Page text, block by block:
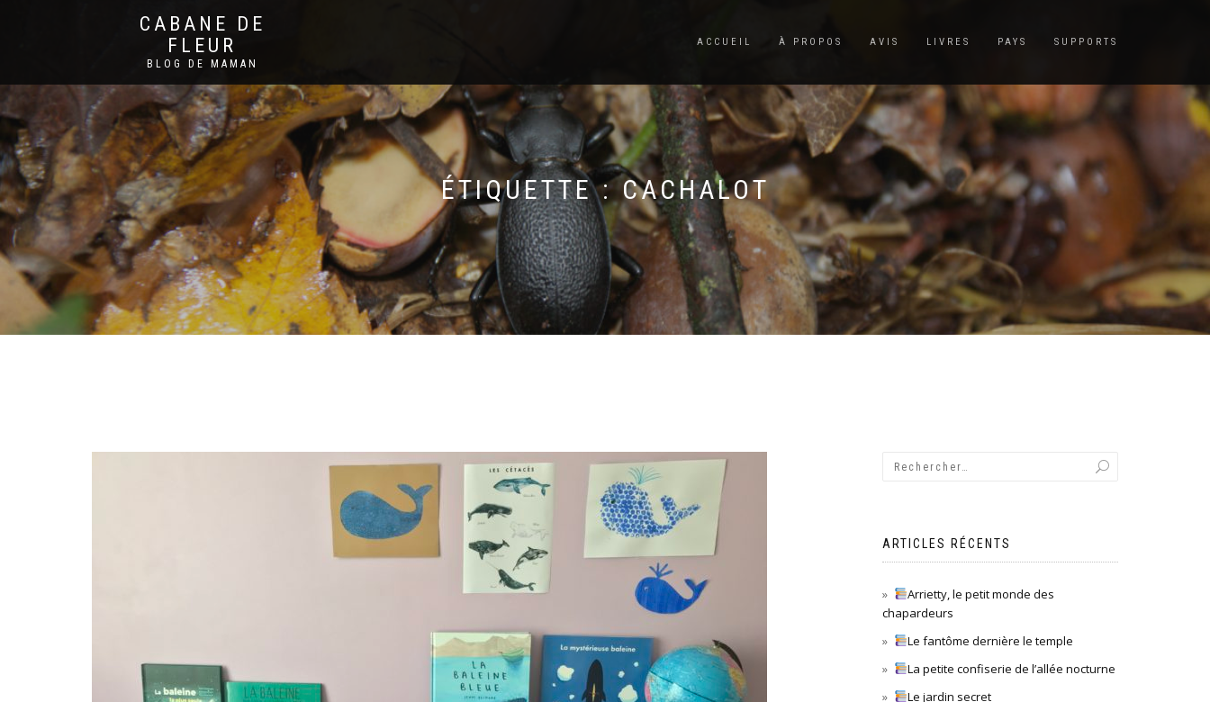
CABANE DE
FLEUR
BLOG DE MAMAN
ACCUEIL À PROPOS AVIS LIVRES PAYS SUPPORTS
ÉTIQUETTE :CACHALOT
ARTICLES RÉCENTS
Arrietty, le petit monde des
chapardeurs
Le fantôme dernière le temple
La petite confiserie de l’allée nocturne
Le jardin secret